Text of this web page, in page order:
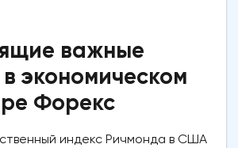
важные
экономическом
Форекс
индекс Ричмонда в США